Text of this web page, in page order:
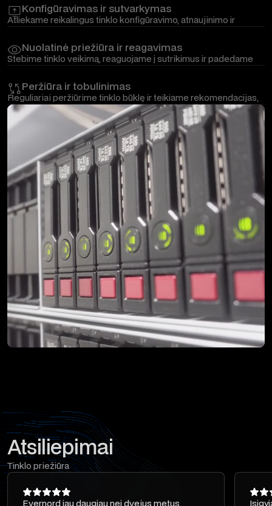
Konfigūravimas ir sutvarkymas
Atliekame reikalingus tinklo konfigūravimo, atnaujinimo ir
valdoma.
Nuolatinė priežiūra ir reagavimas
Stebime tinklo veikimą, reaguojame į sutrikimus ir padedame
Peržiūra ir tobulinimas
Reguliariai peržiūrime tinklo būklę ir teikiame rekomendacijas,
padedančias jį toliau gerinti bei pritaikyti augantiems
poreikiams.
Atsiliepimai
Tinklo priežiūra
Evernord jau daugiau nei dvejus metus